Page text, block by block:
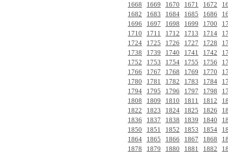
1668
1669 1670 1671 1672
1682
1683 1684 1685 1686
1696
1697 1698 1699 1700
1710
1711 1712 1713 1714
1724
1725 1726 1727 1728
1738
1739 1740 1741 1742
1752
1753 1754 1755 1756
1766
1767 1768 1769 1770
1780
1781 1782 1783 1784
1794
1795 1796 1797 1798
1808
1809 1810 1811 1812
1822
1823 1824 1825 1826
1836
1837 1838 1839 1840
1850
1851 1852 1853 1854
1864
1865 1866 1867 1868
1878
1879 1880 1881 1882